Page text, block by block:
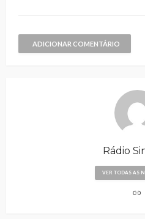
ADICIONAR COMENTÁRIO
Rádio
VER TODAS AS